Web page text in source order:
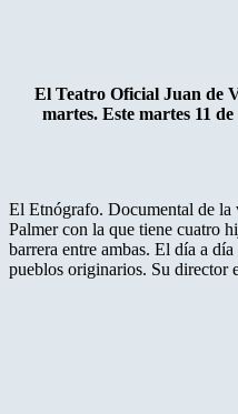
El Teatro Oficial Juan de
martes. Este martes 11
El Etnógrafo. Documental de la
Palmer con la que tiene cuatro
barrera entre ambas. El día a
pueblos originarios. Su director